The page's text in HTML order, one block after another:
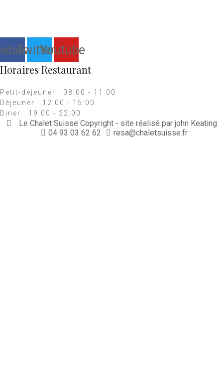
TwitterYoutube
Horaires Restaurant
Petit-déjeuner : 08:00 - 11:00
Déjeuner : 12:00 - 15:00
Diner : 19:00 - 22:00
Le Chalet Suisse Copyright - site réalisé par john Keating
04 93 03 62 62
resa@chaletsuisse.fr